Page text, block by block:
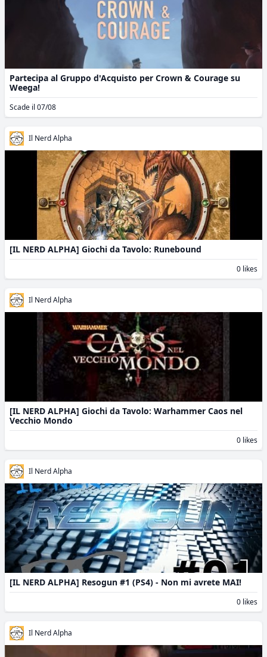
Partecipa al Gruppo d'Acquisto per Crown & Courage su
Weega!
Scade il 07/08
Il Nerd Alpha
[IL NERD ALPHA] Giochi da Tavolo: Runebound
0 likes
Il Nerd Alpha
[IL NERD ALPHA] Giochi da Tavolo: Warhammer Caos nel
Vecchio Mondo
0 likes
Il Nerd Alpha
[IL NERD ALPHA] Resogun #1 (PS4) - Non mi avrete MAI!
0 likes
Il Nerd Alpha